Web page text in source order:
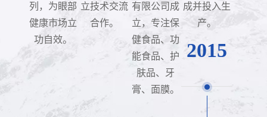
列，为眼部
健康市场立
功自效。
立技术交流
合作。
有限公司成
立，专注保
健食品、功
能食品、护
肤品、牙
膏、面膜。
成并投入生
产。
2015